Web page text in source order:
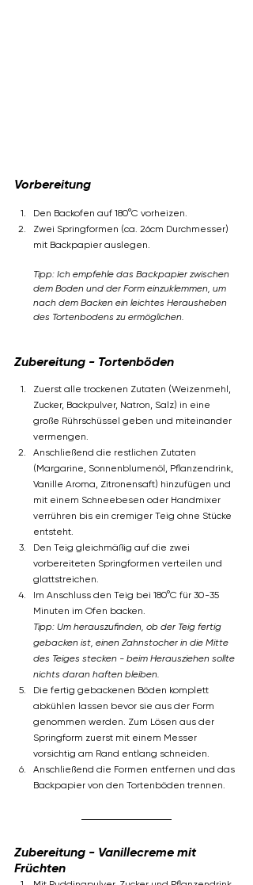
Vorbereitung
Den Backofen auf 180°C vorheizen.
Zwei Springformen (ca. 26cm Durchmesser)
mit Backpapier auslegen.
Tipp: Ich empfehle das Backpapier zwischen
dem Boden und der Form einzuklemmen, um
nach dem Backen ein leichtes Herausheben
des Tortenbodens zu ermöglichen.
Zubereitung - Tortenböden
Zuerst alle trockenen Zutaten (Weizenmehl,
Zucker, Backpulver, Natron, Salz) in eine
große Rührschüssel geben und miteinander
vermengen.
Anschließend die restlichen Zutaten
(Margarine, Sonnenblumenöl, Pflanzendrink,
Vanille Aroma, Zitronensaft) hinzufügen und
mit einem Schneebesen oder Handmixer
verrühren bis ein cremiger Teig ohne Stücke
entsteht.
Den Teig gleichmäßig auf die zwei
vorbereiteten Springformen verteilen und
glattstreichen.
Im Anschluss den Teig bei 180°C für 30-35
Minuten im Ofen backen.
Tipp: Um herauszufinden, ob der Teig fertig
gebacken ist, einen Zahnstocher in die Mitte
des Teiges stecken - beim Herausziehen sollte
nichts daran haften bleiben.
Die fertig gebackenen Böden komplett
abkühlen lassen bevor sie aus der Form
genommen werden. Zum Lösen aus der
Springform zuerst mit einem Messer
vorsichtig am Rand entlang schneiden.
Anschließend die Formen entfernen und das
Backpapier von den Tortenböden trennen.
Zubereitung - Vanillecreme mit
Früchten